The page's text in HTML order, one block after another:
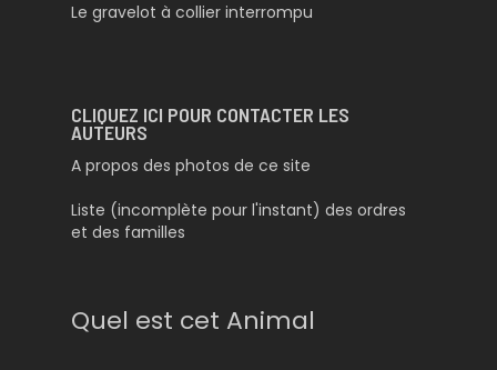
Le gravelot à collier interrompu
CLIQUEZ ICI POUR CONTACTER LES
AUTEURS
A propos des photos de ce site
Liste (incomplète pour l'instant) des ordres
et des familles
Quel est cet Animal